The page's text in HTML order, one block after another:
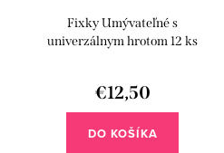
Fixky Umývateľné s
univerzálnym hrotom 12 ks
€12,50
DO KOŠÍKA